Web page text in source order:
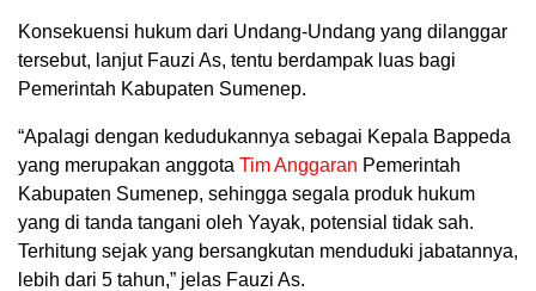
Konsekuensi hukum dari Undang-Undang yang dilanggar
tersebut, lanjut Fauzi As, tentu berdampak luas bagi
Pemerintah Kabupaten Sumenep.
“Apalagi dengan kedudukannya sebagai Kepala Bappeda
yang merupakan anggota Tim Anggaran Pemerintah
Kabupaten Sumenep, sehingga segala produk hukum
yang di tanda tangani oleh Yayak, potensial tidak sah.
Terhitung sejak yang bersangkutan menduduki jabatannya,
lebih dari 5 tahun,” jelas Fauzi As.